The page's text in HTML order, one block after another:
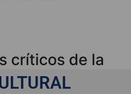
críticos de la